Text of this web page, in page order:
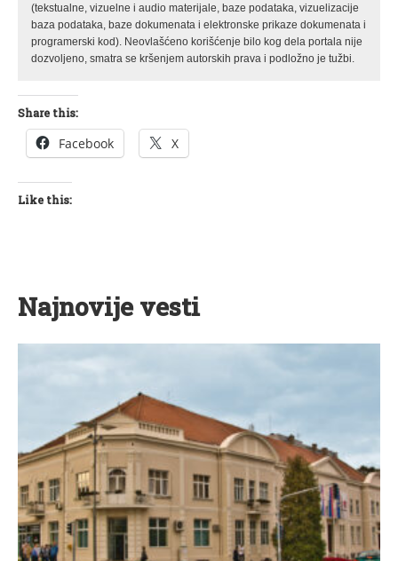
(tekstualne, vizuelne i audio materijale, baze podataka, vizuelizacije
baza podataka, baze dokumenata i elektronske prikaze dokumenata i
programerski kod). Neovlašćeno korišćenje bilo kog dela portala nije
dozvoljeno, smatra se kršenjem autorskih prava i podložno je tužbi.
Share this:
Facebook X
Like this:
Najnovije vesti